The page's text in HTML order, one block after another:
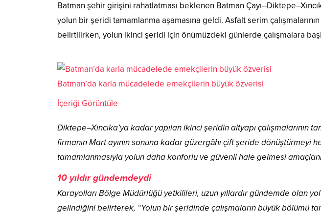
Batman şehir girişini rahatlatması beklenen Batman
yolun bir şeridi tamamlanma aşamasına geldi. Asfalt serim çalışmalarının
belirtilirken, yolun ikinci şeridi için önümüzdeki günlerde çalışmalara
Batman’da karla mücadelede emekçilerin büyük özverisi
İçeriği Görüntüle
Diktepe–Xıncıka’ya kadar yapılan ikinci şeridin altyapı çalışmalarının
firmanın Mart ayının sonuna kadar güzergâhı çift şeride dönüştürmeyi
tamamlanmasıyla yolun daha konforlu ve güvenli hale gelmesi
10 yıldır gündemdeydi
Karayolları Bölge Müdürlüğü yetkilileri, uzun yıllardır gündemde olan
gelindiğini belirterek, “Yolun bir şeridinde çalışmaların büyük bölümü